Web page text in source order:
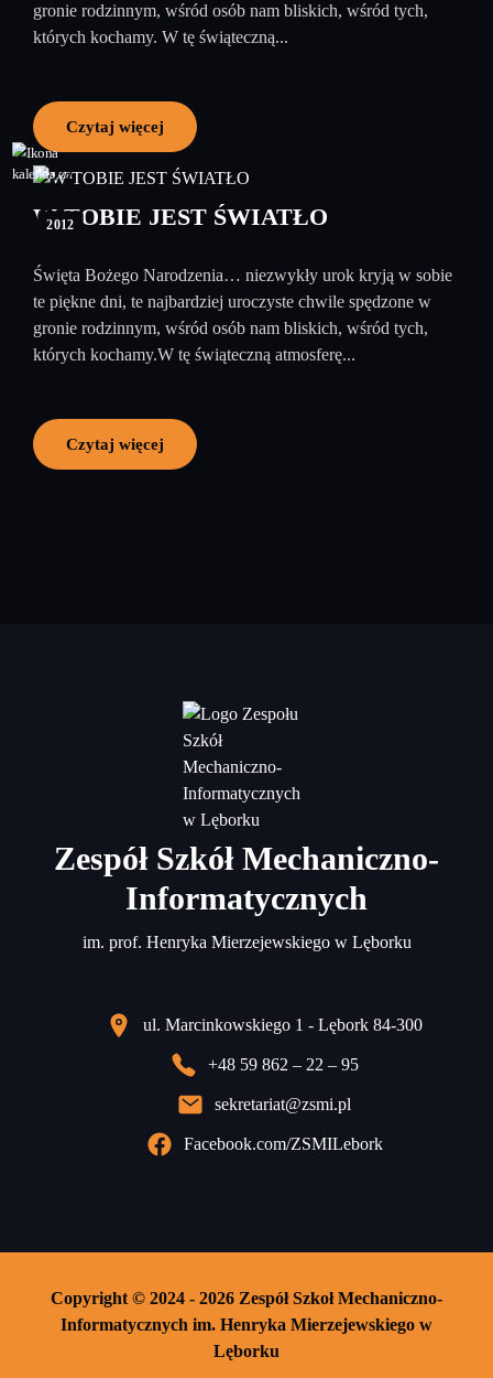
gronie rodzinnym, wśród osób nam bliskich, wśród tych,
których kochamy. W tę świąteczną...
Czytaj więcej
27
2012
W TOBIE JEST ŚWIATŁO
Święta Bożego Narodzenia… niezwykły urok kryją w sobie
te piękne dni, te najbardziej uroczyste chwile spędzone w
gronie rodzinnym, wśród osób nam bliskich, wśród tych,
których kochamy.W tę świąteczną atmosferę...
Czytaj więcej
Zespół Szkół Mechaniczno-
Informatycznych
im. prof. Henryka Mierzejewskiego w Lęborku
ul. Marcinkowskiego 1 - Lębork 84-300
+48 59 862 – 22 – 95
sekretariat@zsmi.pl
Facebook.com/ZSMILebork
Copyright © 2024 - 2026 Zespół Szkoł Mechaniczno-
Informatycznych im. Henryka Mierzejewskiego w
Lęborku